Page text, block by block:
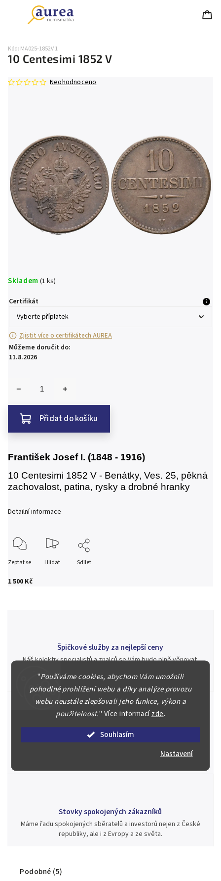
"Používáme cookies, abychom Vám umožnili
pohodlné prohlížení webu a díky analýze provozu
webu neustále zlepšovali jeho funkce, výkon a
použitelnost." Více informacízde.
Souhlasím
Nastavení
10 Centesimi 1852 V
Kód: MA025-1852V.1
Neohodnoceno
1 500 Kč
Skladem (1 ks)
Certifikát ?
Zjistit více o certifikátech AUREA
Můžeme doručit do:
11.8.2026
Přidat do košíku
František Josef I. (1848 - 1916)
10 Centesimi 1852 V - Benátky, Ves. 25, pěkná
zachovalost, patina, rysky a drobné hranky
Detailní informace
Zeptat se Hlídat Sdílet
Špičkové služby za nejlepší ceny
Náš kolektiv specialistů a znalců se Vám bude plně věnovat.
aukci nebo Vám poradíme kam investovat.
Jsme zde pro Vás nepřetržitě již od roku 2000
Během té doby jsme v našich aukcích prodali významné sbírky i
jednotlivé kusy unikátních mincí, bankovek, řádů a vyznamenání
Stovky spokojených zákazníků
Máme řadu spokojených sběratelů a investorů nejen z České
republiky, ale i z Evropy a ze světa.
Podobné (5)